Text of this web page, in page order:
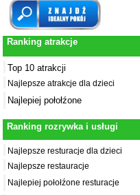
Ranking atrakcje
Top 10 atrakcji
Najlepsze atrakcje dla dzieci
Najlepiej połołźone
Ranking rozrywka i usługi
Najlepsze resturacje dla dzieci
Najlepsze restauracje
Najlepiej połołźone resturacje